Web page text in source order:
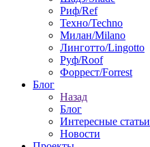
Риф/Ref
Техно/Techno
Милан/Milano
Линготто/Lingotto
Руф/Roof
Форрест/Forrest
Блог
Назад
Блог
Интересные статьи
Новости